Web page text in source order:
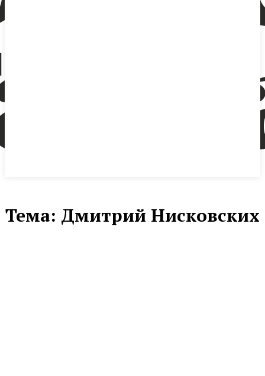
Тема: Дмитрий Нисковских